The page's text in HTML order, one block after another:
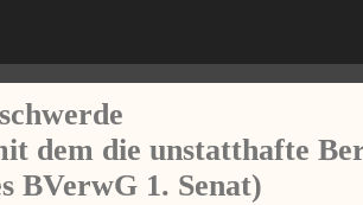
dem die unstatthafte
BVerwG 1. Senat)